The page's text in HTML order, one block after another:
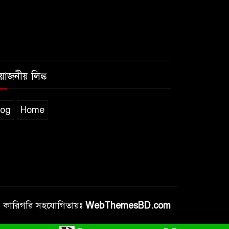
লিঙ্ক
Home
কারিগরি সহযোগিতায়ঃ WebThemesBD.com